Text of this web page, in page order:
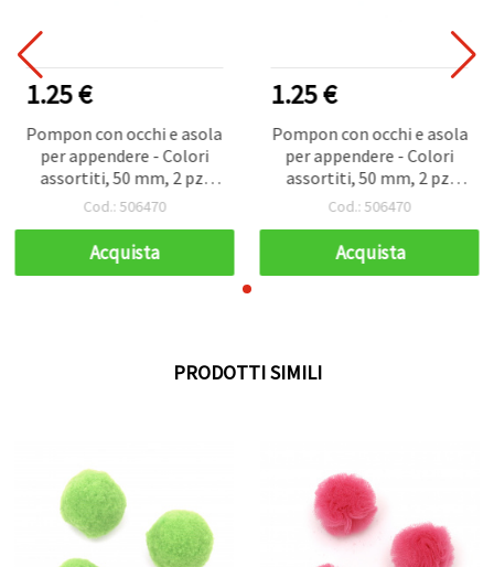
1.25 €
Pompon con occhi e asola
per appendere - Colori
assortiti, 50 mm, 2 pz,
bambini
Cod.: 506470
Acquista
1.25 €
Pompon con occhi e asola
per appendere - Colori
assortiti, 50 mm, 2 pz,
bambini
Cod.: 506470
Acquista
PRODOTTI SIMILI